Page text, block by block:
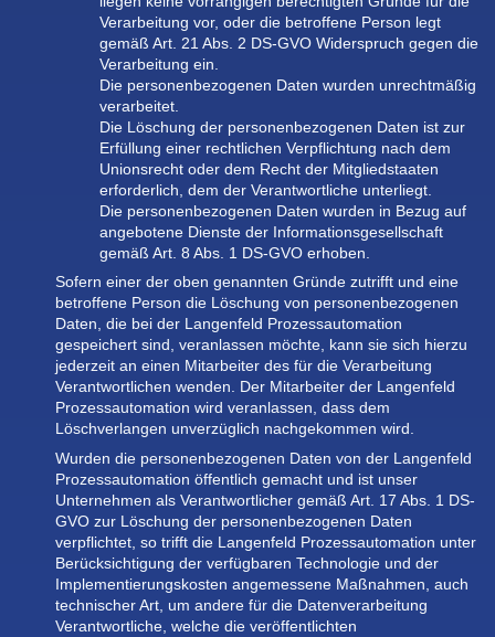
Verarbeitung vor, oder die betroffene Person legt
gemäß Art. 21 Abs. 2 DS-GVO Widerspruch gegen die
Verarbeitung ein.
Die personenbezogenen Daten wurden unrechtmäßig
verarbeitet.
Die Löschung der personenbezogenen Daten ist zur
Erfüllung einer rechtlichen Verpflichtung nach dem
Unionsrecht oder dem Recht der Mitgliedstaaten
erforderlich, dem der Verantwortliche unterliegt.
Die personenbezogenen Daten wurden in Bezug auf
angebotene Dienste der Informationsgesellschaft
gemäß Art. 8 Abs. 1 DS-GVO erhoben.
Sofern einer der oben genannten Gründe zutrifft und eine
betroffene Person die Löschung von personenbezogenen
Daten, die bei der Langenfeld Prozessautomation
gespeichert sind, veranlassen möchte, kann sie sich hierzu
jederzeit an einen Mitarbeiter des für die Verarbeitung
Verantwortlichen wenden. Der Mitarbeiter der Langenfeld
Prozessautomation wird veranlassen, dass dem
Löschverlangen unverzüglich nachgekommen wird.
Wurden die personenbezogenen Daten von der Langenfeld
Prozessautomation öffentlich gemacht und ist unser
Unternehmen als Verantwortlicher gemäß Art. 17 Abs. 1 DS-
GVO zur Löschung der personenbezogenen Daten
verpflichtet, so trifft die Langenfeld Prozessautomation unter
Berücksichtigung der verfügbaren Technologie und der
Implementierungskosten angemessene Maßnahmen, auch
technischer Art, um andere für die Datenverarbeitung
Verantwortliche, welche die veröffentlichten